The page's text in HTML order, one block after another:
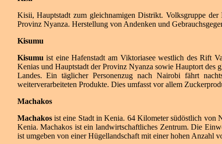
Kisii, Hauptstadt zum gleichnamigen Distrikt. Volksgruppe
Provinz Nyanza. Herstellung von Andenken und
Kisumu
Kisumu ist eine Hafenstadt am Viktoriasee westlich des Rift
Kenias und Hauptstadt der Provinz Nyanza sowie Hauptort
Landes. Ein täglicher Personenzug nach Nairobi fährt
weiterverarbeiteten Produkte. Dies umfasst vor allem
Machakos
Machakosist eine Stadt in Kenia. 64 Kilometer südöstlich von
Kenia. Machakos ist ein landwirtschaftliches Zentrum. Die
ist umgeben von einer Hügellandschaft mit einer hohen Anzahl